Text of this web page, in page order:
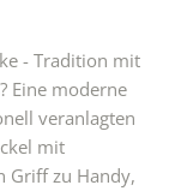
- Tradition mit
Eine moderne
veranlagten
mit
Griff zu Handy,